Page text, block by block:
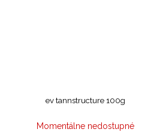
ev tannstructure 100g
Momentálne nedostupné